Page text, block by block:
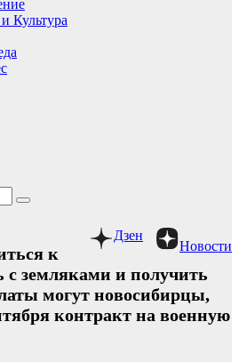
Культура
Новости
Дзен
к
земляками и получить
могут новосибирцы,
контракт на военную